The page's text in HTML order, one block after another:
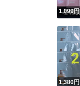
1,099円
1,380円